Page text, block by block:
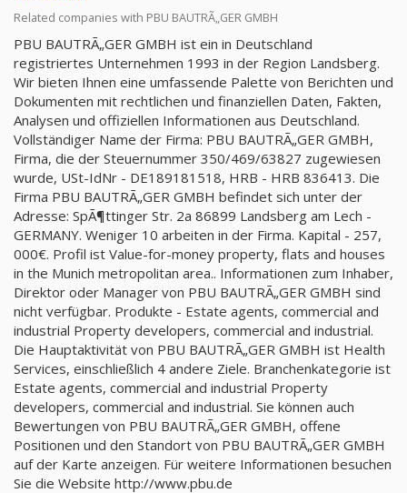
Related companies with PBU BAUTRÃ„GER GMBH
PBU BAUTRÃ„GER GMBH ist ein in Deutschland
registriertes Unternehmen 1993 in der Region Landsberg.
Wir bieten Ihnen eine umfassende Palette von Berichten und
Dokumenten mit rechtlichen und finanziellen Daten, Fakten,
Analysen und offiziellen Informationen aus Deutschland.
Vollständiger Name der Firma: PBU BAUTRÃ„GER GMBH,
Firma, die der Steuernummer 350/469/63827 zugewiesen
wurde, USt-IdNr - DE189181518, HRB - HRB 836413. Die
Firma PBU BAUTRÃ„GER GMBH befindet sich unter der
Adresse: SpÃ¶ttinger Str. 2a 86899 Landsberg am Lech -
GERMANY. Weniger 10 arbeiten in der Firma. Kapital - 257,
000€. Profil ist Value-for-money property, flats and houses
in the Munich metropolitan area.. Informationen zum Inhaber,
Direktor oder Manager von PBU BAUTRÃ„GER GMBH sind
nicht verfügbar. Produkte - Estate agents, commercial and
industrial Property developers, commercial and industrial.
Die Hauptaktivität von PBU BAUTRÃ„GER GMBH ist Health
Services, einschließlich 4 andere Ziele. Branchenkategorie ist
Estate agents, commercial and industrial Property
developers, commercial and industrial. Sie können auch
Bewertungen von PBU BAUTRÃ„GER GMBH, offene
Positionen und den Standort von PBU BAUTRÃ„GER GMBH
auf der Karte anzeigen. Für weitere Informationen besuchen
Sie die Website http://www.pbu.de